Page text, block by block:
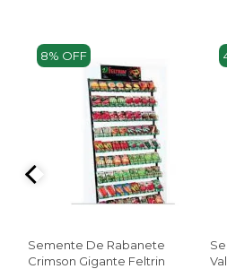
8% OFF
Semente De Rabanete
Crimson Gigante Feltrin